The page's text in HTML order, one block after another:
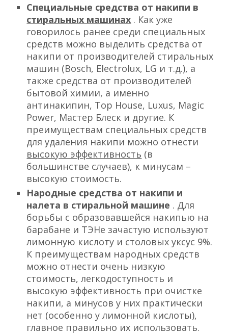
Специальные средства от накипи в
стиральных машинах . Как уже
говорилось ранее среди специальных
средств можно выделить средства от
накипи от производителей стиральных
машин (Bosch, Electrolux, LG и т.д.), а
также средства от производителей
бытовой химии, а именно
антинакипин, Top House, Luxus, Magic
Power, Мастер Блеск и другие. К
преимуществам специальных средств
для удаления накипи можно отнести
высокую эффективность (в
большинстве случаев), к минусам –
высокую стоимость.
Народные средства от накипи и
налета в стиральной машине . Для
борьбы с образовавшейся накипью на
барабане и ТЭНе зачастую используют
лимонную кислоту и столовых уксус 9%.
К преимуществам народных средств
можно отнести очень низкую
стоимость, легкодоступность и
высокую эффективность при очистке
накипи, а минусов у них практически
нет (особенно у лимонной кислоты),
главное правильно их использовать.